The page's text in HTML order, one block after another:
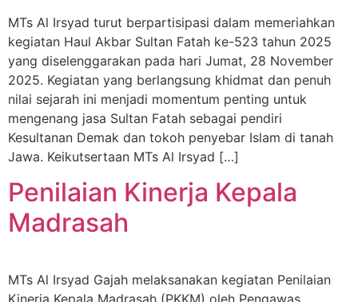
MTs Al Irsyad turut berpartisipasi dalam memeriahkan
kegiatan Haul Akbar Sultan Fatah ke-523 tahun 2025
yang diselenggarakan pada hari Jumat, 28 November
2025. Kegiatan yang berlangsung khidmat dan penuh
nilai sejarah ini menjadi momentum penting untuk
mengenang jasa Sultan Fatah sebagai pendiri
Kesultanan Demak dan tokoh penyebar Islam di tanah
Jawa. Keikutsertaan MTs Al Irsyad […]
Penilaian Kinerja Kepala
Madrasah
MTs Al Irsyad Gajah melaksanakan kegiatan Penilaian